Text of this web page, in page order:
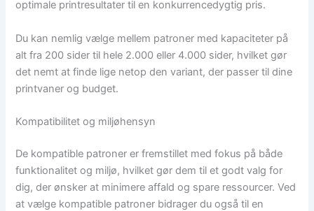
optimale printresultater til en konkurrencedygtig pris.
Du kan nemlig vælge mellem patroner med kapaciteter på
alt fra 200 sider til hele 2.000 eller 4.000 sider, hvilket gør
det nemt at finde lige netop den variant, der passer til dine
printvaner og budget.
Kompatibilitet og miljøhensyn
De kompatible patroner er fremstillet med fokus på både
funktionalitet og miljø, hvilket gør dem til et godt valg for
dig, der ønsker at minimere affald og spare ressourcer. Ved
at vælge kompatible patroner bidrager du også til en